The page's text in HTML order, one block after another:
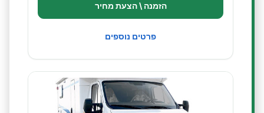
הזמנה \ הצעת מחיר
פרטים נוספים